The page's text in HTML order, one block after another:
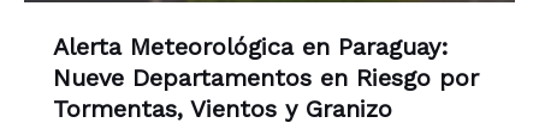
Alerta Meteorológica en Paraguay:
Nueve Departamentos en Riesgo por
Tormentas, Vientos y Granizo